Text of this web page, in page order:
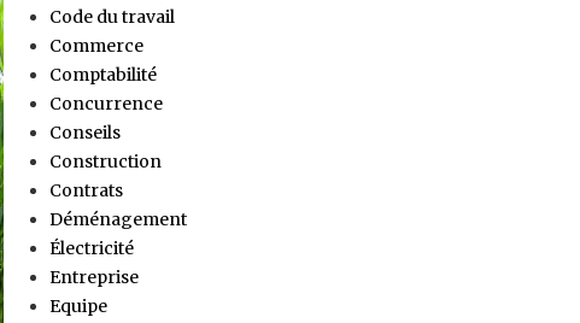
Code du travail
Commerce
Comptabilité
Concurrence
Conseils
Construction
Contrats
Déménagement
Électricité
Entreprise
Equipe